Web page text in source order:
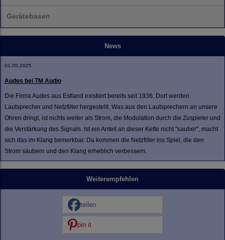
Gerätebasen
News
01.05.2025
Audes bei TM Audio
Die Firma Audes aus Estland existiert bereits seit 1936. Dort werden
Lautsprecher und Netzfilter hergestellt. Was aus den Lautsprechern an unsere
Ohren dringt, ist nichts weiter als Strom, die Modulation durch die Zuspieler und
die Verstärkung des Signals. Ist ein Anteil an dieser Kette nicht "sauber", macht
sich das im Klang bemerkbar. Da kommen die Netzfilter ins Spiel, die den
Strom säubern und den Klang erheblich verbessern.
Weiterempfehlen
teilen
pin it